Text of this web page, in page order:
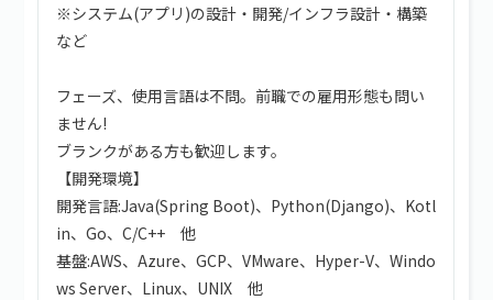
※システム(アプリ)の設計・開発/インフラ設計・構築
など
フェーズ、使用言語は不問。前職での雇用形態も問い
ません!
ブランクがある方も歓迎します。
【開発環境】
開発言語:Java(Spring Boot)、Python(Django)、Kotl
in、Go、C/C++ 他
基盤:AWS、Azure、GCP、VMware、Hyper-V、Windo
ws Server、Linux、UNIX 他